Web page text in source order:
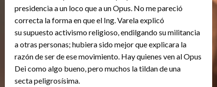
presidencia a un loco que a un Opus. No me pareció
correcta la forma en que el Ing. Varela explicó
su supuesto activismo religioso, endilgando su militancia
a otras personas; hubiera sido mejor que explicara la
razón de ser de ese movimiento. Hay quienes ven al Opus
Dei como algo bueno, pero muchos la tildan de una
secta peligrosísima.